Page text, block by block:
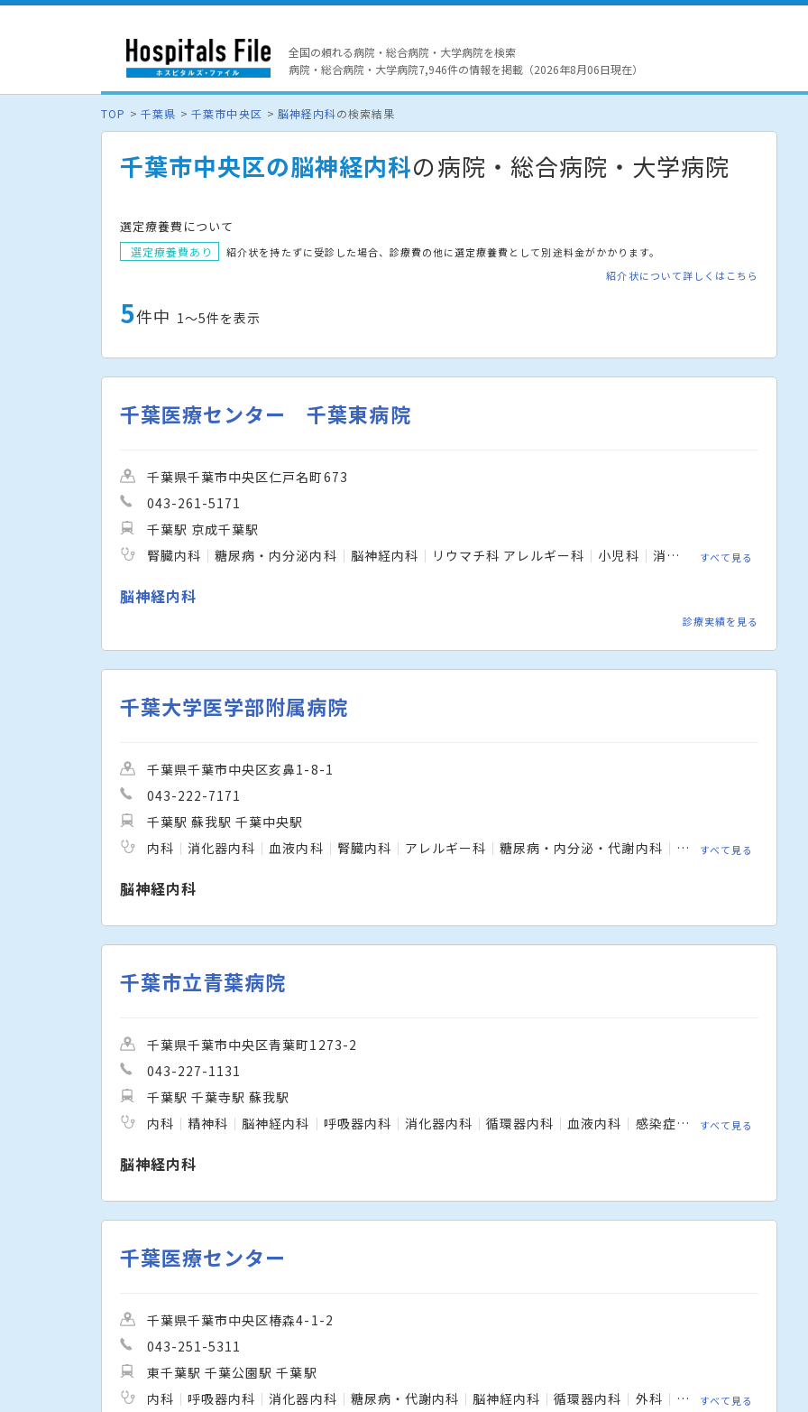
全国の頼れる病院・総合病院・大学病院を検索
病院・総合病院・大学病院7,946件の情報を掲載（2026年8月06日現在）
TOP 千葉県 千葉市中央区 脳神経内科の検索結果
千葉市中央区の脳神経内科の病院・総合病院・大学病院
選定療養費について
選定療養費あり
紹介状を持たずに受診した場合、診療費の他に選定療養費として別途料金がかかります。
紹介状について詳しくはこちら
5件中 1〜5件を表示
千葉医療センター 千葉東病院
千葉県千葉市中央区仁戸名町673
043-261-5171
千葉駅 京成千葉駅
腎臓内科
糖尿病・内分泌内科 脳神経内科 リウマチ科 アレルギー科 小児科 消化器内科 外科
すべて見る
脳神経内科
診療実績を見る
千葉大学医学部附属病院
千葉県千葉市中央区亥鼻1-8-1
043-222-7171
千葉駅 蘇我駅 千葉中央駅
内科
消化器内科 血液内科 腎臓内科 アレルギー科 糖尿病・内分泌・代謝内科 循環器内科
すべて見る
脳神経内科
千葉市立青葉病院
千葉県千葉市中央区青葉町1273-2
043-227-1131
千葉駅 千葉寺駅 蘇我駅
内科
精神科 脳神経内科 呼吸器内科 消化器内科 循環器内科 血液内科 感染症内科 糖尿病・代謝内
すべて見る
脳神経内科
千葉医療センター
千葉県千葉市中央区椿森4-1-2
043-251-5311
東千葉駅 千葉公園駅 千葉駅
内科
呼吸器内科 消化器内科 糖尿病・代謝内科 脳神経内科 循環器内科 外科 消化器外科
すべて見る